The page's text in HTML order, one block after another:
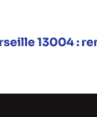
13004 :